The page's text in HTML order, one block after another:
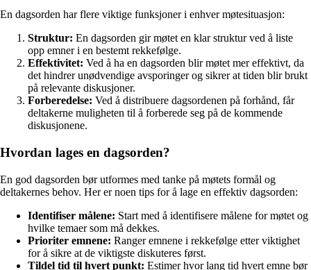
En dagsorden har flere viktige funksjoner i enhver møtesituasjon:
Struktur: En dagsorden gir møtet en klar struktur ved å liste
opp emner i en bestemt rekkefølge.
Effektivitet: Ved å ha en dagsorden blir møtet mer effektivt, da
det hindrer unødvendige avsporinger og sikrer at tiden blir brukt
på relevante diskusjoner.
Forberedelse: Ved å distribuere dagsordenen på forhånd, får
deltakerne muligheten til å forberede seg på de kommende
diskusjonene.
Hvordan lages en dagsorden?
En god dagsorden bør utformes med tanke på møtets formål og
deltakernes behov. Her er noen tips for å lage en effektiv dagsorden:
Identifiser målene: Start med å identifisere målene for møtet og
hvilke temaer som må dekkes.
Prioriter emnene: Ranger emnene i rekkefølge etter viktighet
for å sikre at de viktigste diskuteres først.
Tildel tid til hvert punkt: Estimer hvor lang tid hvert emne bør